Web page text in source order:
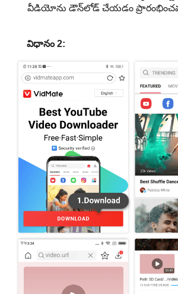
వీడియోను డౌన్‌లోడ్ చేయడం
విధానం 2: